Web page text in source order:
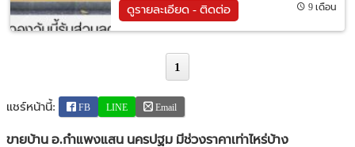
ดูรายละเอียด - ติดต่อ 9 เดือน
1
แชร์หน้านี้: FB LINE Email
ขายบ้าน อ.กำแพงแสน นครปฐม มีช่วงราคาเท่าไหร่บ้าง